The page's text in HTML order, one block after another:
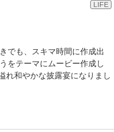
LIFE
でも、スキマ時間に作成出
をテーマにムービー作成し
れ和やかな披露宴になりまし